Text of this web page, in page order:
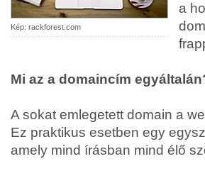
Kép: rackforest.com
a
Mi az a domaincím
A sokat emlegetett domain a
Ez praktikus esetben egy
amely mind írásban mind élő